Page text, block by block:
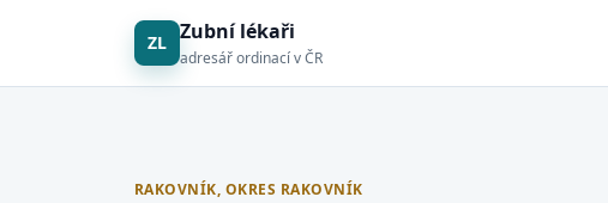
ZL Zubní lékaři
adresář ordinací v ČR
RAKOVNÍK, OKRES RAKOVNÍK